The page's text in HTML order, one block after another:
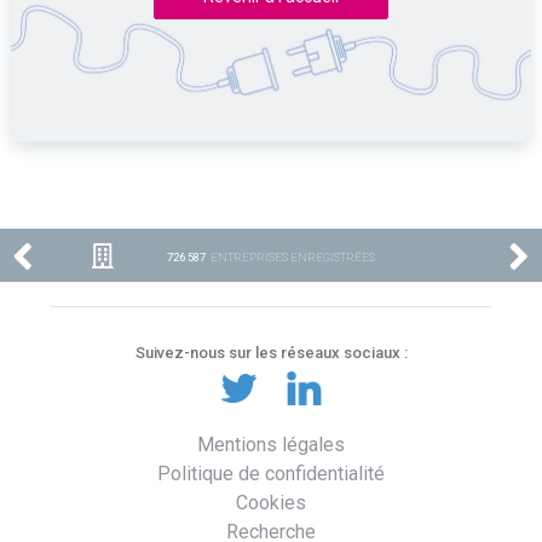
726 587ENTREPRISES ENREGISTRÉES
Suivez-nous sur les réseaux sociaux :
Mentions légales
Politique de confidentialité
Cookies
Recherche